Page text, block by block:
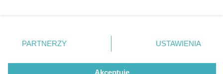
Gliwice
prywatności znajdujący się w lewym dolnym rogu strony
. Niektóre rodzaje przetwarzania danych nie wymagają
zgody użytkownika, ale masz prawo sprzeciwić się
takiemu przetwarzaniu. Preferencje będą miały
PARTNERZY USTAWIENIA
Akceptuję